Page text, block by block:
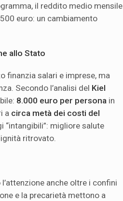
il reddito medio mensile
euro: un cambiamento
allo Stato
finanzia salari e imprese, ma
Secondo l’analisi del Kiel
8.000 euro per persona in
a circa metà dei costi del
“intangibili”: migliore salute
ritrovato.
anche oltre i confini
e la precarietà mettono a